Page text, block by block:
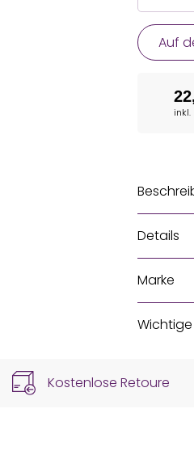
Auf
inkl.
Details
Marke
Kostenlose Retoure